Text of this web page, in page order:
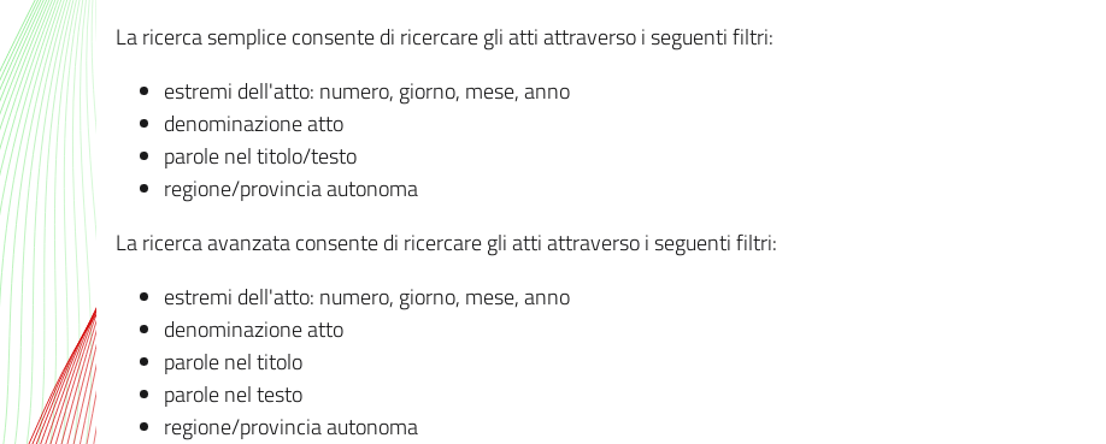
La ricerca semplice consente di ricercare gli atti attraverso i seguenti filtri:
estremi dell'atto: numero, giorno, mese, anno
denominazione atto
parole nel titolo/testo
regione/provincia autonoma
La ricerca avanzata consente di ricercare gli atti attraverso i seguenti filtri:
estremi dell'atto: numero, giorno, mese, anno
denominazione atto
parole nel titolo
parole nel testo
regione/provincia autonoma